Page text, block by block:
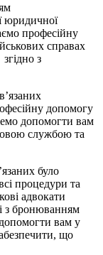
юридичної
професійну
справах
згідно з
допомогу
допомогти вам
службою та
було
процедури та
адвокати
з бронюванням
вам у
що